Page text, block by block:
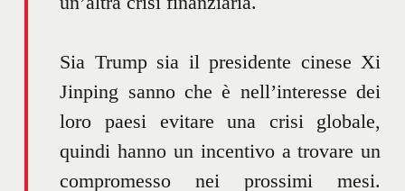
Sia Trump sia il presidente cinese Xi
Jinping sanno che è nell’interesse dei
loro paesi evitare una crisi globale,
quindi hanno un incentivo a trovare un
compromesso nei prossimi mesi.